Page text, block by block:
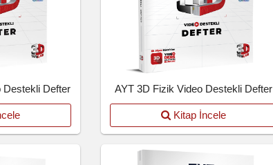
Destekli Defter AYT 3D Fizik Video Destekli Defter
Kitap İncele